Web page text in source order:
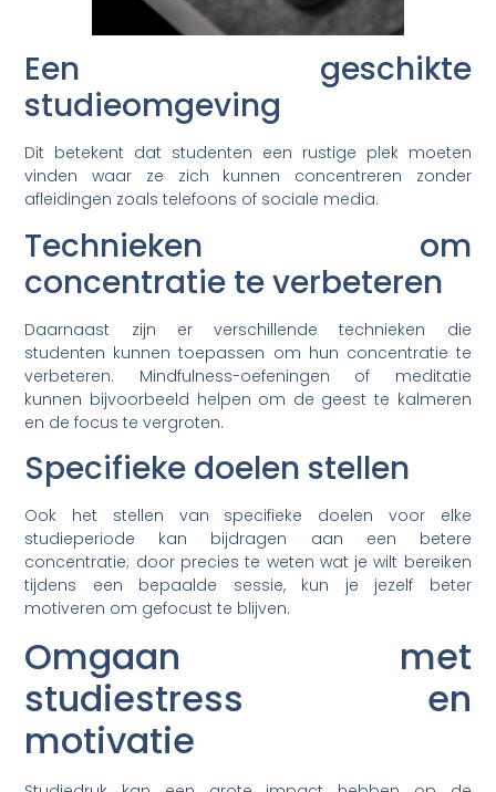
Een geschikte
studieomgeving
Dit betekent dat studenten een rustige plek moeten
vinden waar ze zich kunnen concentreren zonder
afleidingen zoals telefoons of sociale media.
Technieken om
concentratie te verbeteren
Daarnaast zijn er verschillende technieken die
studenten kunnen toepassen om hun concentratie te
verbeteren. Mindfulness-oefeningen of meditatie
kunnen bijvoorbeeld helpen om de geest te kalmeren
en de focus te vergroten.
Specifieke doelen stellen
Ook het stellen van specifieke doelen voor elke
studieperiode kan bijdragen aan een betere
concentratie; door precies te weten wat je wilt bereiken
tijdens een bepaalde sessie, kun je jezelf beter
motiveren om gefocust te blijven.
Omgaan met
studiestress en
motivatie